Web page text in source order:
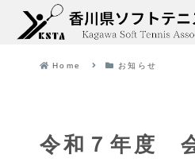
Home お知らせ
令和７年度